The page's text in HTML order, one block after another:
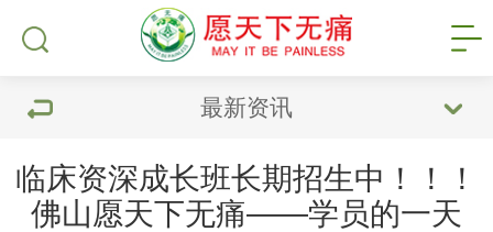
最新资讯
临床资深成长班长期招生中！！！
佛山愿天下无痛——学员的一天